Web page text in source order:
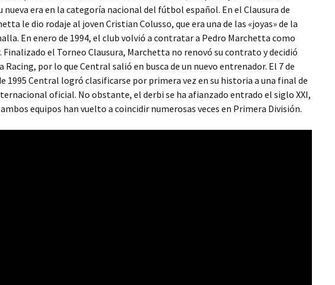
nueva era en la categoría nacional del fútbol español. En el Clausura de
le dio rodaje al joven Cristian Colusso, que era una de las «joyas» de la
En enero de 1994, el club volvió a contratar a Pedro Marchetta como
Finalizado el Torneo Clausura, Marchetta no renovó su contrato y decidió
Racing, por lo que Central salió en busca de un nuevo entrenador. El 7 de
1995 Central logró clasificarse por primera vez en su historia a una final de
oficial. No obstante, el derbi se ha afianzado entrado el siglo XXI,
equipos han vuelto a coincidir numerosas veces en Primera División.